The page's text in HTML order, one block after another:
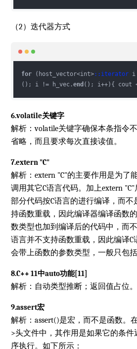
（2）迭代器方式
for (host_vector<int>: :iterator i
(); i != h_vec.end (); i++){ cout
6.volatile关键字
解析：volatile关键字确保本条指令
省略，而且要求每次直接读值。
7.extern "C"
解析：extern "C"的主要作用是为了
调用其它C语言代码。加上extern
部分代码按C语言的进行编译，而不
持函数重载，因此编译器编译函数
数类型也加到编译后的代码中，而
语言并不支持函数重载，因此编译C
会带上函数的参数类型，一般只包括
8.C++ 11中auto功能[11]
解析：自动类型推断；返回值占位。
9.assert宏
解析：assert()是宏，而不是函数。
>头文件中，其作用是如果它的条
序执行。如下所示：